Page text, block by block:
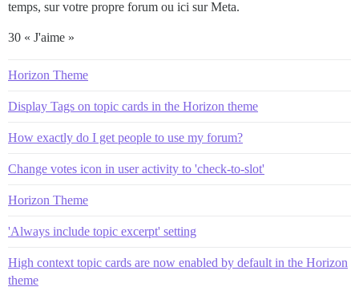
temps, sur votre propre forum ou ici sur Meta.
30 « J'aime »
Horizon Theme
Display Tags on topic cards in the Horizon theme
How exactly do I get people to use my forum?
Change votes icon in user activity to 'check-to-slot'
Horizon Theme
'Always include topic excerpt' setting
High context topic cards are now enabled by default in the Horizon
theme